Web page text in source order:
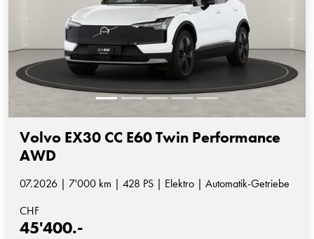
Volvo EX30 CC E60 Twin Performance
AWD
07.2026 | 7'000 km | 428 PS | Elektro | Automatik-Getriebe
CHF
45'400.-